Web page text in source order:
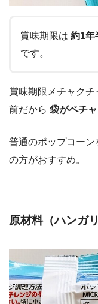
賞味期限は 約1年
です。
賞味期限メチャク
前だから 袋がペチ
普通のポップコー
の方がおすすめ。
原材料（ハンガ